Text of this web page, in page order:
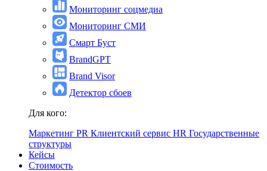
Мониторинг соцмедиа
Мониторинг СМИ
Смарт Буст
BrandGPT
Brand Visor
Детектор сбоев
Для кого:
Маркетинг PR Клиентский сервис HR Государственные
структуры
Кейсы
Стоимость